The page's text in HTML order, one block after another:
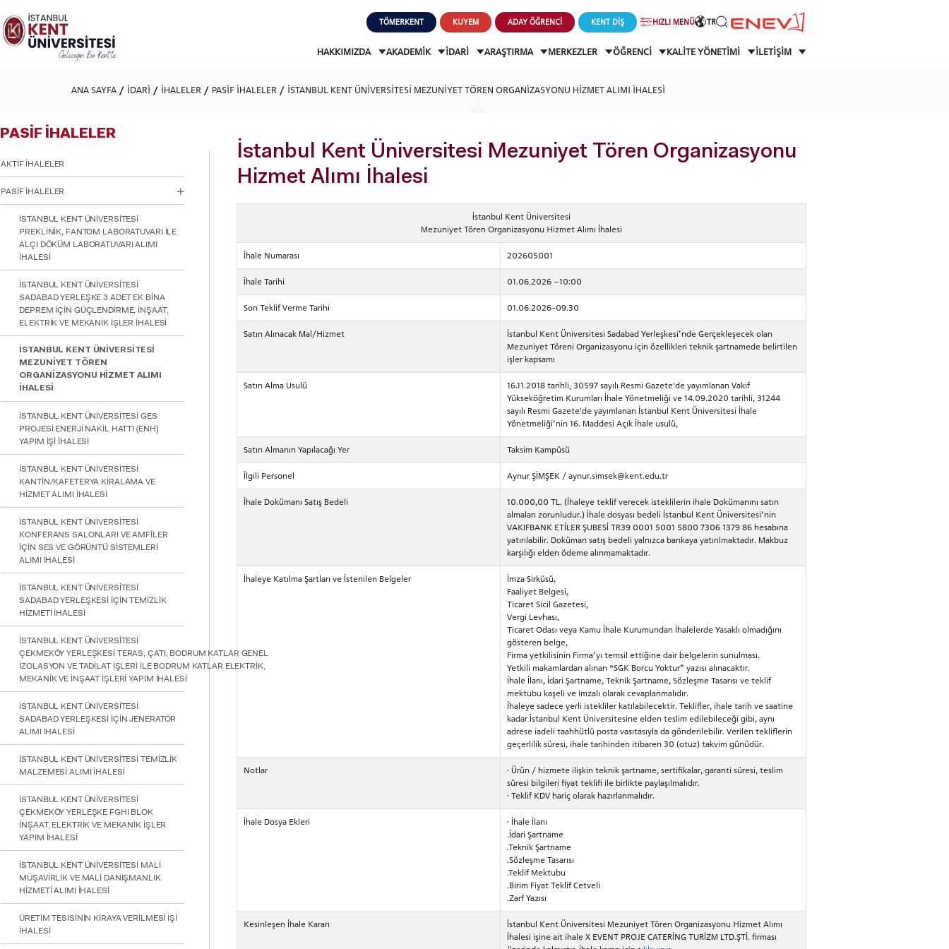
dikkat:
Bu
web
sitesini,
okuyucu
engellilere
ayarlamak
Control-
basın;
Erişilebilirlik
menüsünü
açmak
Control-
basın.
TÖMERKENT KUYEM ADAY ÖĞRENCİ KENT DİŞ HIZLI MENÜ TR
HAKKIMIZDA AKADEMİK İDARİ ARAŞTIRMA MERKEZLER ÖĞRENCİ KALİTE YÖNETİMİ İLETİŞİM
ANA SAYFA İDARİ İHALELER PASİF İHALELER İSTANBUL KENT ÜNİVERSİTESİ MEZUNİYET TÖREN ORGANİZASYONU HİZMET ALIMI İHALESİ
PASİF İHALELER
AKTİF İHALELER
PASİF İHALELER
İSTANBUL KENT ÜNİVERSİTESİ
PREKLİNİK, FANTOM LABORATUVARI İLE
ALÇI DÖKÜM LABORATUVARI ALIMI
İHALESİ
İSTANBUL KENT ÜNİVERSİTESİ
SADABAD YERLEŞKE 3 ADET EK BİNA
DEPREM İÇİN GÜÇLENDİRME, İNŞAAT,
ELEKTRİK VE MEKANİK İŞLER İHALESİ
İSTANBUL KENT ÜNİVERSİTESİ
MEZUNİYET TÖREN
ORGANİZASYONU HİZMET ALIMI
İHALESİ
İSTANBUL KENT ÜNİVERSİTESİ GES
PROJESİ ENERJİ NAKİL HATTI (ENH)
YAPIM İŞİ İHALESİ
İSTANBUL KENT ÜNİVERSİTESİ
KANTİN/KAFETERYA KİRALAMA VE
HİZMET ALIMI İHALESİ
İSTANBUL KENT ÜNİVERSİTESİ
KONFERANS SALONLARI VE AMFİLER
İÇİN SES VE GÖRÜNTÜ SİSTEMLERİ
ALIMI İHALESİ
İSTANBUL KENT ÜNİVERSİTESİ
SADABAD YERLEŞKESİ İÇİN TEMİZLİK
HİZMETİ İHALESİ
İSTANBUL KENT ÜNİVERSİTESİ
ÇEKMEKÖY YERLEŞKESİ TERAS, ÇATI, BODRUM KATLAR GENEL
İZOLASYON VE TADİLAT İŞLERİ İLE BODRUM KATLAR ELEKTRİK,
MEKANİK VE İNŞAAT İŞLERİ YAPIM İHALESİ
İSTANBUL KENT ÜNİVERSİTESİ
SADABAD YERLEŞKESİ İÇİN JENERATÖR
ALIMI İHALESİ
İSTANBUL KENT ÜNİVERSİTESİ TEMİZLİK
MALZEMESİ ALIMI İHALESİ
İSTANBUL KENT ÜNİVERSİTESİ
ÇEKMEKÖY YERLEŞKE FGHI BLOK
İNŞAAT, ELEKTRİK VE MEKANİK İŞLER
YAPIM İHALESİ
İSTANBUL KENT ÜNİVERSİTESİ MALİ
MÜŞAVİRLİK VE MALİ DANIŞMANLIK
HİZMETİ ALIMI İHALESİ
ÜRETİM TESİSİNİN KİRAYA VERİLMESİ İŞİ
İHALESİ
İstanbul Kent Üniversitesi Mezuniyet Tören Organizasyonu
Hizmet Alımı İhalesi
İstanbul Kent Üniversitesi
Mezuniyet Tören Organizasyonu Hizmet Alımı İhalesi
İhale Numarası 202605001
İhale Tarihi 01.06.2026 –10:00
Son Teklif Verme Tarihi 01.06.2026-09.30
Satın Alınacak Mal/Hizmet
İstanbul Kent Üniversitesi Sadabad Yerleşkesi’nde Gerçekleşecek olan
Mezuniyet Töreni Organizasyonu için özellikleri teknik şartnamede belirtilen
işler kapsamı
Satın Alma Usulü
16.11.2018 tarihli, 30597 sayılı Resmi Gazete'de yayımlanan Vakıf
Yükseköğretim Kurumları İhale Yönetmeliği ve 14.09.2020 tarihli, 31244
sayılı Resmi Gazete'de yayımlanan İstanbul Kent Üniversitesi İhale
Yönetmeliği’nin 16. Maddesi Açık İhale usulü,
Satın Almanın Yapılacağı Yer Taksim Kampüsü
İlgili Personel Aynur ŞİMŞEK / aynur.simsek@kent.edu.tr
İhale Dokümanı Satış Bedeli
10.000,00 TL. (İhaleye teklif verecek isteklilerin ihale Dokümanını satın
almaları zorunludur.) İhale dosyası bedeli İstanbul Kent Üniversitesi’nin
VAKIFBANK ETİLER ŞUBESİ TR39 0001 5001 5800 7306 1379 86 hesabına
yatırılabilir. Doküman satış bedeli yalnızca bankaya yatırılmaktadır. Makbuz
karşılığı elden ödeme alınmamaktadır.
İhaleye Katılma Şartları ve İstenilen Belgeler
İmza Sirküsü,
Faaliyet Belgesi,
Ticaret Sicil Gazetesi,
Vergi Levhası,
Ticaret Odası veya Kamu İhale Kurumundan İhalelerde Yasaklı olmadığını
gösteren belge,
Firma yetkilisinin Firma’yı temsil ettiğine dair belgelerin sunulması.
Yetkili makamlardan alınan “SGK Borcu Yoktur” yazısı alınacaktır.
İhale İlanı, İdari Şartname, Teknik Şartname, Sözleşme Tasarısı ve teklif
mektubu kaşeli ve imzalı olarak cevaplanmalıdır.
İhaleye sadece yerli istekliler katılabilecektir. Teklifler, ihale tarih ve saatine
kadar İstanbul Kent Üniversitesine elden teslim edilebileceği gibi, aynı
adrese iadeli taahhütlü posta vasıtasıyla da gönderilebilir. Verilen tekliflerin
geçerlilik süresi, ihale tarihinden itibaren 30 (otuz) takvim günüdür.
Notlar
· Ürün / hizmete ilişkin teknik şartname, sertifikalar, garanti süresi, teslim
süresi bilgileri fiyat teklifi ile birlikte paylaşılmalıdır.
· Teklif KDV hariç olarak hazırlanmalıdır.
İhale Dosya Ekleri
· İhale İlanı
.İdari Şartname
.Teknik Şartname
.Sözleşme Tasarısı
.Teklif Mektubu
.Birim Fiyat Teklif Cetveli
.Zarf Yazısı
Kesinleşen İhale Kararı
İstanbul Kent Üniversitesi Mezuniyet Tören Organizasyonu Hizmet Alımı
İhalesi işine ait ihale X EVENT PROJE CATERİNG TURİZM LTD.ŞTİ. firması